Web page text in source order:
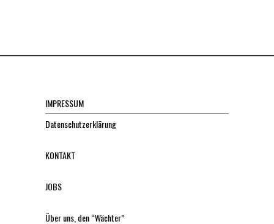
IMPRESSUM
Datenschutzerklärung
KONTAKT
JOBS
Über uns, den “Wächter”